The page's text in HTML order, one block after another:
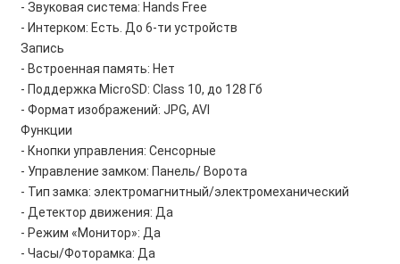
- Звуковая система: Hands Free
- Интерком: Есть. До 6-ти устройств
Запись
- Встроенная память: Нет
- Поддержка MicroSD: Class 10, до 128 Гб
- Формат изображений: JPG, AVI
Функции
- Кнопки управления: Сенсорные
- Управление замком: Панель/ Ворота
- Тип замка: электромагнитный/электромеханический
- Детектор движения: Да
- Режим «Монитор»: Да
- Часы/Фоторамка: Да